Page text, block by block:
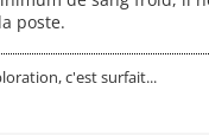
poste.
c'est surfait...